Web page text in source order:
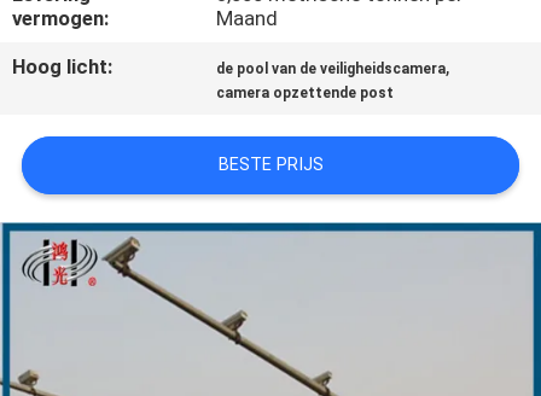
VERZOEK
CITAAT
SITEMAP
PRIVACYBELEID
vermogen:
Maand
Hoog licht:
de pool van de veiligheidscamera,
camera opzettende post
BESTE PRIJS